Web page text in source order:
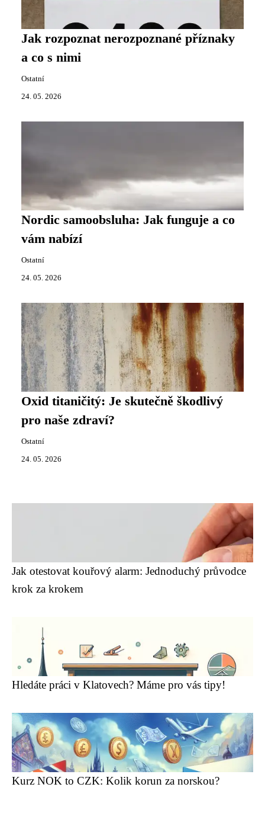
Jak rozpoznat nerozpoznané příznaky
a co s nimi
Ostatní
24. 05. 2026
Nordic samoobsluha: Jak funguje a co
vám nabízí
Ostatní
24. 05. 2026
Oxid titaničitý: Je skutečně škodlivý
pro naše zdraví?
Ostatní
24. 05. 2026
Jak otestovat kouřový alarm: Jednoduchý průvodce
krok za krokem
Hledáte práci v Klatovech? Máme pro vás tipy!
Kurz NOK to CZK: Kolik korun za norskou?